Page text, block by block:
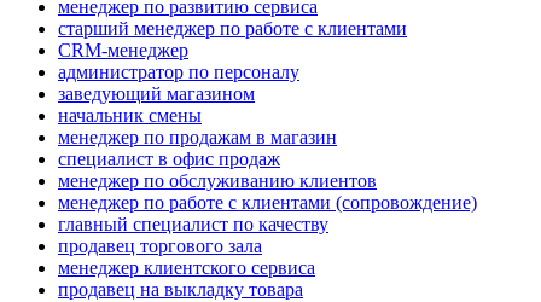
менеджер по развитию сервиса
старший менеджер по работе с клиентами
CRM-менеджер
администратор по персоналу
заведующий магазином
начальник смены
менеджер по продажам в магазин
специалист в офис продаж
менеджер по обслуживанию клиентов
менеджер по работе с клиентами (сопровождение)
главный специалист по качеству
продавец торгового зала
менеджер клиентского сервиса
продавец на выкладку товара